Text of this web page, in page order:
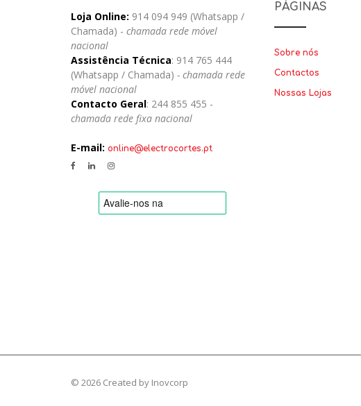
Loja Online: 914 094 949 (Whatsapp /
Chamada) - chamada rede móvel
nacional
Assistência Técnica: 914 765 444
(Whatsapp / Chamada) - chamada rede
móvel nacional
Contacto Geral: 244 855 455 -
chamada rede fixa nacional
E-mail: online@electrocortes.pt
PÁGINAS
Sobre nós
Contactos
Nossas Lojas
© 2026 Created by Inovcorp